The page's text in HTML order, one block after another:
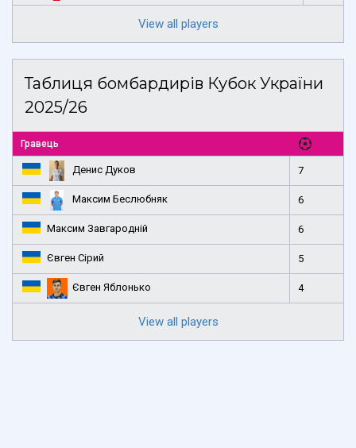
View all players
Таблиця бомбардирів Кубок України
2025/26
Гравець
Денис Дуков 7
Максим Беслюбняк 6
Максим Завгародній 6
Євген Сірий 5
Євген Яблонько 4
View all players